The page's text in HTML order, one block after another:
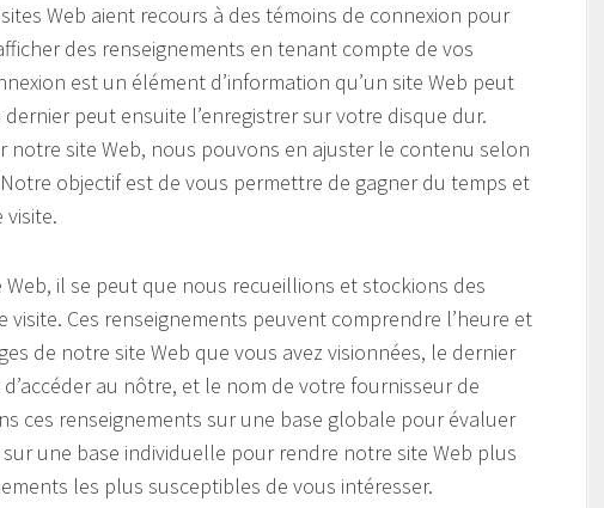
Web aient recours à des témoins de connexion pour
des renseignements en tenant compte de vos
est un élément d’information qu’un site Web peut
peut ensuite l’enregistrer sur votre disque dur.
notre site Web, nous pouvons en ajuster le contenu selon
objectif est de vous permettre de gagner du temps et
il se peut que nous recueillions et stockions des
visite. Ces renseignements peuvent comprendre l’heure et
de notre site Web que vous avez visionnées, le dernier
au nôtre, et le nom de votre fournisseur de
ces renseignements sur une base globale pour évaluer
sur une base individuelle pour rendre notre site Web plus
les plus susceptibles de vous intéresser.